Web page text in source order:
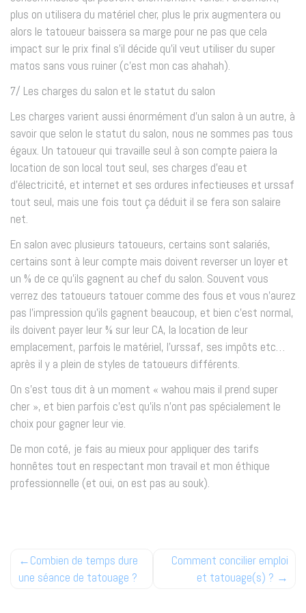
plus on utilisera du matériel cher, plus le prix augmentera ou
alors le tatoueur baissera sa marge pour ne pas que cela
impact sur le prix final s’il décide qu’il veut utiliser du super
matos sans vous ruiner (c’est mon cas ahahah).
7/ Les charges du salon et le statut du salon
Les charges varient aussi énormément d’un salon à un autre, à
savoir que selon le statut du salon, nous ne sommes pas tous
égaux. Un tatoueur qui travaille seul à son compte paiera la
location de son local tout seul, ses charges d’eau et
d’électricité, et internet et ses ordures infectieuses et urssaf
tout seul, mais une fois tout ça déduit il se fera son salaire
net.
En salon avec plusieurs tatoueurs, certains sont salariés,
certains sont à leur compte mais doivent reverser un loyer et
un % de ce qu’ils gagnent au chef du salon. Souvent vous
verrez des tatoueurs tatouer comme des fous et vous n’aurez
pas l’impression qu’ils gagnent beaucoup, et bien c’est normal,
ils doivent payer leur % sur leur CA, la location de leur
emplacement, parfois le matériel, l’urssaf, ses impôts etc…
après il y a plein de styles de tatoueurs différents.
On s’est tous dit à un moment « wahou mais il prend super
cher », et bien parfois c’est qu’ils n’ont pas spécialement le
choix pour gagner leur vie.
De mon coté, je fais au mieux pour appliquer des tarifs
honnêtes tout en respectant mon travail et mon éthique
professionnelle (et oui, on est pas au souk).
Navigation
de
Combien de temps dure
une séance de tatouage ?
Comment concilier emploi
et tatouage(s) ?